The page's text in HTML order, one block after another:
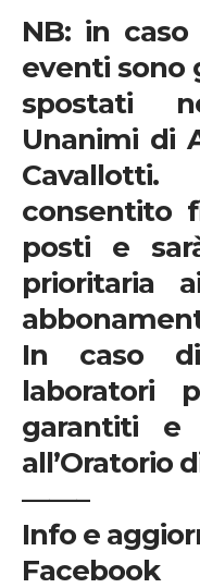
NB: in
eventi sono
spostati
Unanimi di
consentito
posti e
prioritaria
In caso
laboratori
garantiti e
all’Oratorio
——–
Info e
Facebook